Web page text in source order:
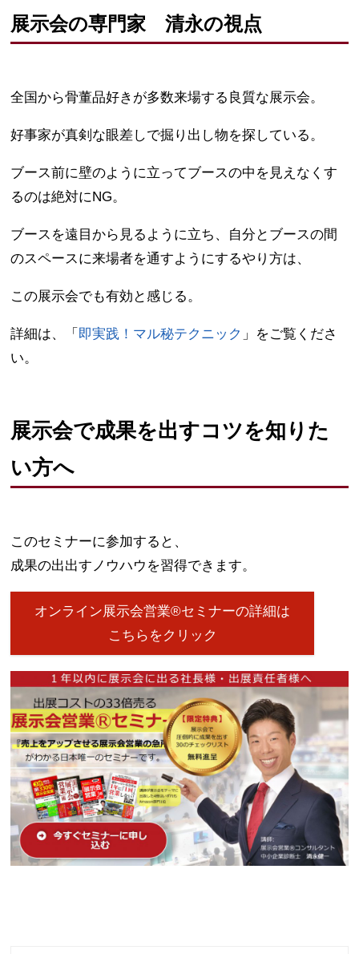
展示会の専門家 清永の視点
全国から骨董品好きが多数来場する良質な展示会。
好事家が真剣な眼差しで掘り出し物を探している。
ブース前に壁のように立ってブースの中を見えなくす
るのは絶対にNG。
ブースを遠目から見るように立ち、自分とブースの間
のスペースに来場者を通すようにするやり方は、
この展示会でも有効と感じる。
詳細は、「 即実践！マル秘テクニック 」をご覧くださ
い。
展示会で成果を出すコツを知りた
い方へ
このセミナーに参加すると、
成果の出出すノウハウを習得できます。
オンライン展示会営業®セミナーの詳細は
こちらをクリック